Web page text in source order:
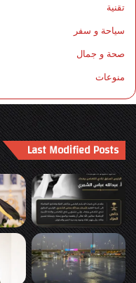
تقنية
سياحة و سفر
صحة و جمال
منوعات
Last Modified Posts